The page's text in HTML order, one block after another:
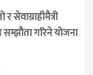
सेवाग्राहीमैत्री
गरिने योजना